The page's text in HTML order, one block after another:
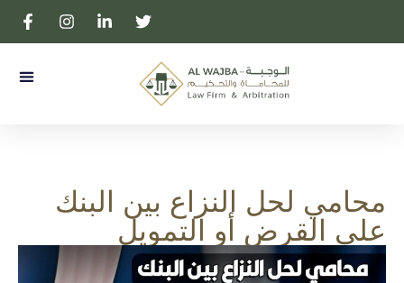
محامي لحل النزاع بين البنك
على القرض أو التمويل